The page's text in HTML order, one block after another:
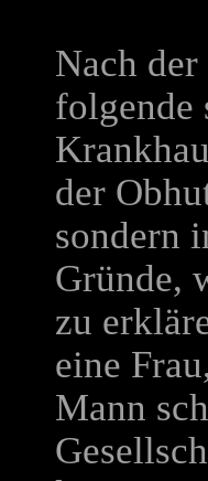
Nach
folgende
der
sondern
Gründe,
zu
eine
Mann